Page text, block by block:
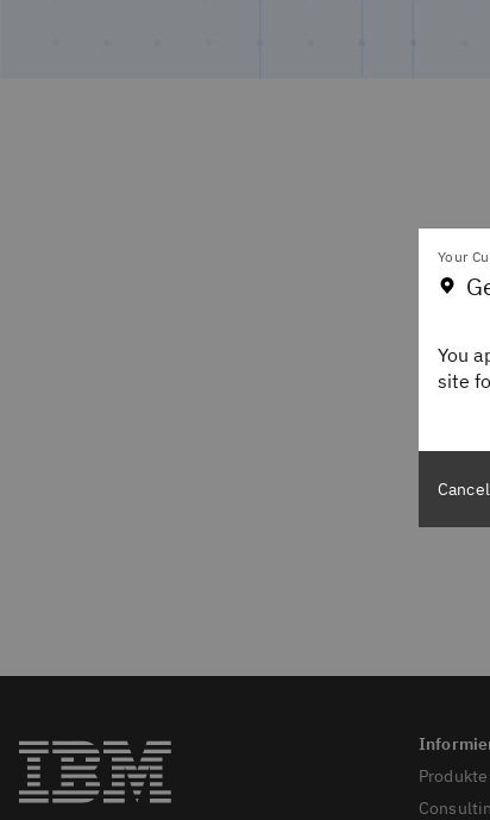
Produkte
Your
You
site
Cancel